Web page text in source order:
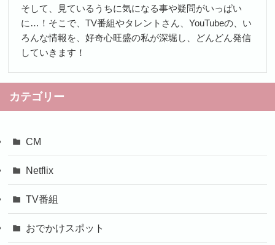
そして、見ているうちに気になる事や疑問がいっぱい
に…！そこで、TV番組やタレントさん、YouTubeの、い
ろんな情報を、好奇心旺盛の私が深堀し、どんどん発信
していきます！
カテゴリー
CM
Netflix
TV番組
おでかけスポット